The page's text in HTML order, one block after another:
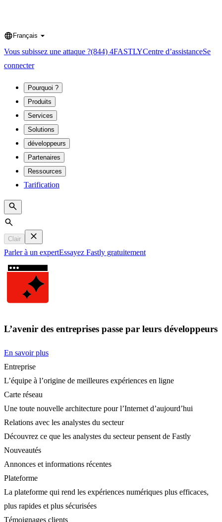
Language
Français
Vous subissez une attaque ?(844) 4FASTLYCentre d’assistanceSe
connecter
Pourquoi ?
Produits
Services
Solutions
développeurs
Partenaires
Ressources
Tarification
Search
Clair
Parler à un expertEssayez Fastly gratuitement
L’avenir des entreprises passe par leurs développeurs
En savoir plus
Entreprise
L’équipe à l’origine de meilleures expériences en ligne
Carte réseau
Une toute nouvelle architecture pour l’Internet d’aujourd’hui
Relations avec les analystes du secteur
Découvrez ce que les analystes du secteur pensent de Fastly
Nouveautés
Annonces et informations récentes
Plateforme
La plateforme qui rend les expériences numériques plus efficaces,
plus rapides et plus sécurisées
Témoignages clients